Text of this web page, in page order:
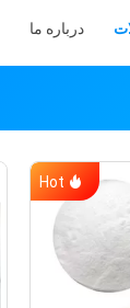
درباره ما
Hot